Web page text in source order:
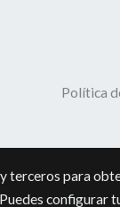
Política
terceros para
configurar